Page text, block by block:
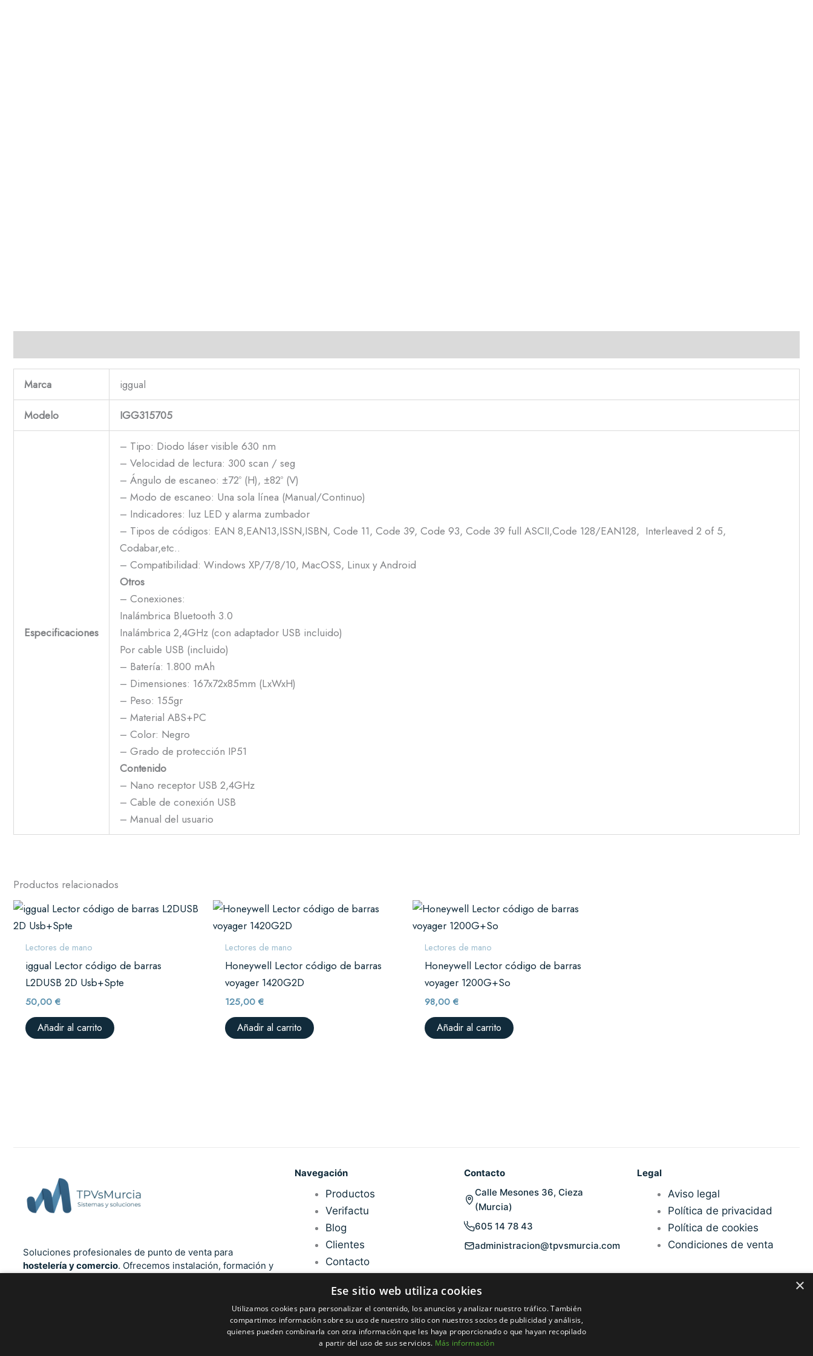
Marca iggual
Modelo IGG315705
Especificaciones
– Tipo: Diodo láser visible 630 nm
– Velocidad de lectura: 300 scan / seg
– Ángulo de escaneo: ±72º (H), ±82º (V)
– Modo de escaneo: Una sola línea (Manual/Continuo)
– Indicadores: luz LED y alarma zumbador
– Tipos de códigos: EAN 8,EAN13,ISSN,ISBN, Code 11, Code 39, Code 93, Code 39 full ASCII,Code 128/EAN128, Interleaved 2 of 5,
Codabar,etc..
– Compatibilidad: Windows XP/7/8/10, MacOSS, Linux y Android
Otros
– Conexiones:
Inalámbrica Bluetooth 3.0
Inalámbrica 2,4GHz (con adaptador USB incluido)
Por cable USB (incluido)
– Batería: 1.800 mAh
– Dimensiones: 167x72x85mm (LxWxH)
– Peso: 155gr
– Material ABS+PC
– Color: Negro
– Grado de protección IP51
Contenido
– Nano receptor USB 2,4GHz
– Cable de conexión USB
– Manual del usuario
Productos relacionados
Lectores de mano
iggual Lector código de barras
L2DUSB 2D Usb+Spte
50,00€
Añadir al carrito
Lectores de mano
Honeywell Lector código de barras
voyager 1420G2D
125,00€
Añadir al carrito
Lectores de mano
Honeywell Lector código de barras
voyager 1200G+So
98,00€
Añadir al carrito
Soluciones profesionales de punto de venta para
hostelería y comercio. Ofrecemos instalación, formación y
Navegación
Productos
Verifactu
Blog
Clientes
Contacto
Contacto
Calle Mesones 36, Cieza
(Murcia)
605 14 78 43
administracion@tpvsmurcia.com
Legal
Aviso legal
Política de privacidad
Política de cookies
Condiciones de venta
×
Ese sitio web utiliza cookies
Utilizamos cookies para personalizar el contenido, los anuncios y analizar nuestro tráfico. También
compartimos información sobre su uso de nuestro sitio con nuestros socios de publicidad y análisis,
quienes pueden combinarla con otra información que les haya proporcionado o que hayan recopilado
a partir del uso de sus servicios. Más información